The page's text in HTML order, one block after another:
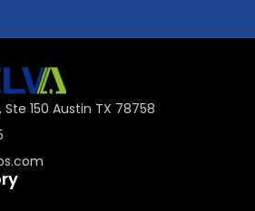
Ste 150 Austin TX 78758